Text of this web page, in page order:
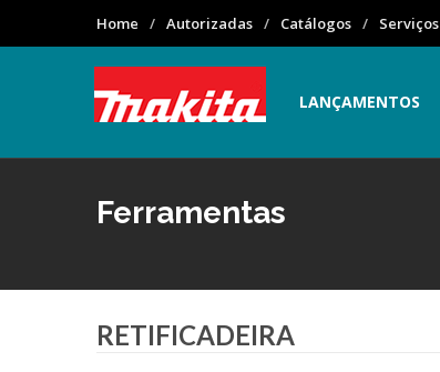
Home Autorizadas Catálogos Serviços
LANÇAMENTOS
Ferramentas
RETIFICADEIRA